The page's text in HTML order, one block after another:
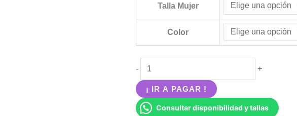
Talla Mujer
Color
-
Vestido
corto
strapless
con
+
¡ IR A PAGAR !
Consultar disponibilidad y tallas